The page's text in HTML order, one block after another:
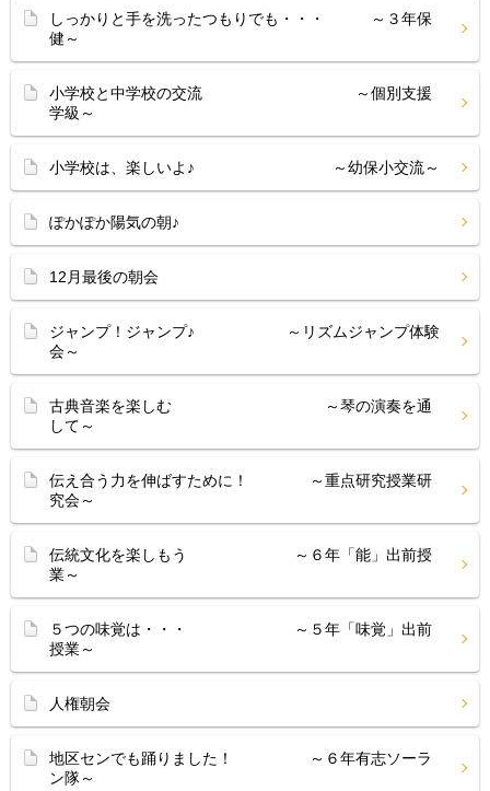
しっかりと手を洗ったつもりでも・・・ ～３年保
健～
小学校と中学校の交流 ～個別支援
学級～
小学校は、楽しいよ♪ ～幼保小交流～
ぽかぽか陽気の朝♪
12月最後の朝会
ジャンプ！ジャンプ♪ ～リズムジャンプ体験
会～
古典音楽を楽しむ ～琴の演奏を通
して～
伝え合う力を伸ばすために！ ～重点研究授業研
究会～
伝統文化を楽しもう ～６年「能」出前授
業～
５つの味覚は・・・ ～５年「味覚」出前
授業～
人権朝会
地区センでも踊りました！ ～６年有志ソーラ
ン隊～